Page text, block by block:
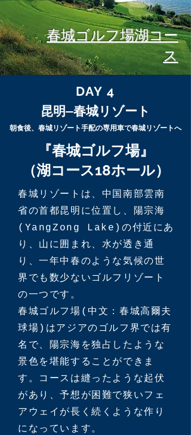
のホテル客室数は536ルームあり、豪華なル
ームの他、テン池の景色が良く見えるルー
ム、その他会議室や大ホールもあります。
きっと満足していただけるようなサービスを
させていただきます。
春城ゴルフ場湖コー
ス
DAY 4
昆明—春城リゾート
朝食後、春城リゾート手配の専用車で春城リゾートへ
『春城ゴルフ場』
（湖コース18ホール）
春城リゾートは、中国南部雲南
省の首都昆明に位置し、陽宗海
(YangZong Lake)の付近にあ
り、山に囲まれ、水が透き通
り、一年中春のような気候の世
界でも数少ないゴルフリゾート
の一つです。
春城ゴルフ場(中文：春城高爾夫
球場)はアジアのゴルフ界では有
名で、陽宗海を独占したような
景色を堪能することができま
す。コースは縫ったような起伏
があり、予想が困難で狭いフェ
アウェイが長く続くような作り
になっています。